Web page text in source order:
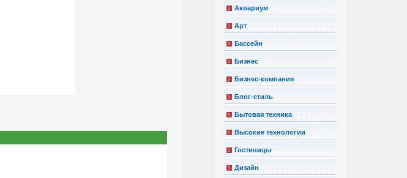
Аквариум
Арт
Бассейн
Бизнес
Бизнес-компания
Блог-стиль
Бытовая техника
Высокие технологии
Гостиницы
Дизайн